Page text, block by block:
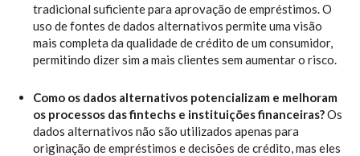
tradicional suficiente para aprovação de empréstimos. O
uso de fontes de dados alternativos permite uma visão
mais completa da qualidade de crédito de um consumidor,
permitindo dizer sim a mais clientes sem aumentar o risco.
Como os dados alternativos potencializam e melhoram
os processos das fintechs e instituições financeiras?Os
dados alternativos não são utilizados apenas para
originação de empréstimos e decisões de crédito, mas eles